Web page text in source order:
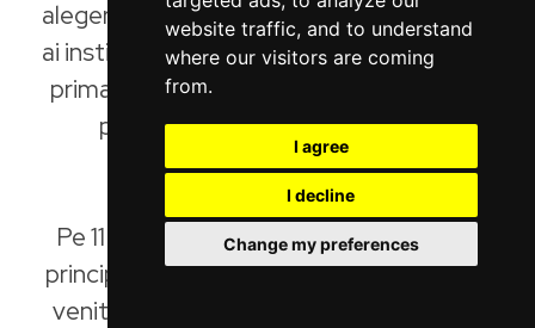
website traffic, and to understand
where our visitors are coming
from.
I agree
I decline
Change my preferences
alegerile europarlamentare, reprezentanți
ai instituțiilor europene, naționale și locale,
primari, reprezentanți ai mediului bancar,
privat, de afaceri și academic și
antreprenori sociali.
Pe 11 aprilie, candidați și reprezentanți ai
principalelor partide politice europene au
venit în România să discute cu cetățenii